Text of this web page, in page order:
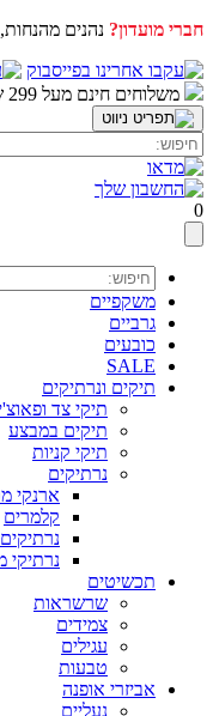
חברי מועדון? נהנים
דלג
לתוכןמשלוחים חינם מעל 299 ש"ח
0
משקפיים
גרביים
כובעים
SALE
תיקים ונרתיקים
תיקי צד
תיקים במבצע
תיקי קניות
נרתיקים
ארנקי
קלמרים
נרתיקי
תכשיטים
שרשראות
צמידים
עגילים
טבעות
אביזרי אופנה
נעליים